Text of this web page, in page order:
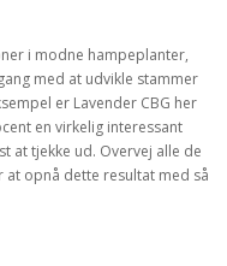
i modne hampeplanter,
med at udvikle stammer
er Lavender CBG her
en virkelig interessant
at tjekke ud. Overvej alle de
opnå dette resultat med så